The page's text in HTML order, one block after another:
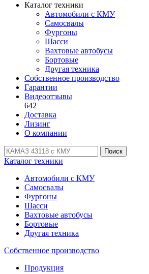
Каталог техники
Автомобили с КМУ
Самосвалы
Фургоны
Шасси
Вахтовые автобусы
Бортовые
Другая техника
Собственное производство
Гарантии
Видеоотзывы
642
Доставка
Лизинг
О компании
Поиск
Каталог техники
Автомобили с КМУ
Самосвалы
Фургоны
Шасси
Вахтовые автобусы
Бортовые
Другая техника
Собственное производство
Продукция